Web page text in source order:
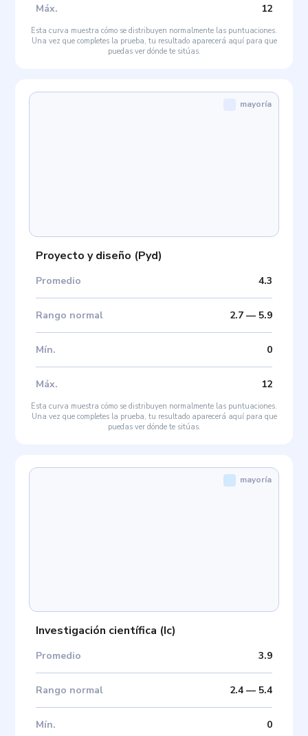
Máx. 12
Esta curva muestra cómo se distribuyen normalmente las puntuaciones.
Una vez que completes la prueba, tu resultado aparecerá aquí para que
puedas ver dónde te sitúas.
Proyecto y diseño (Pyd)
Promedio 4.3
Rango normal 2.7— 5.9
Mín. 0
Máx. 12
mayoría
Esta curva muestra cómo se distribuyen normalmente las puntuaciones.
Una vez que completes la prueba, tu resultado aparecerá aquí para que
puedas ver dónde te sitúas.
Investigación científica (Ic)
Promedio 3.9
Rango normal 2.4— 5.4
Mín. 0
mayoría